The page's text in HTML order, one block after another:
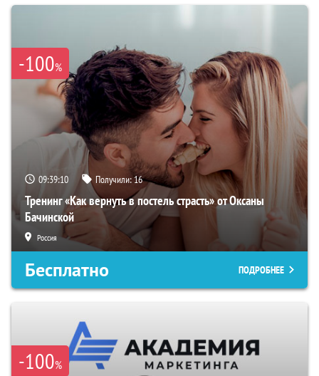
-100%
09:39:09 Получили:16
Тренинг «Как вернуть в постель страсть» от Оксаны
Бачинской
Россия
Бесплатно ПОДРОБНЕЕ
-100%